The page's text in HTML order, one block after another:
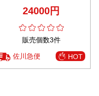
軽量 シンプル グリーン
24000円
販売個数3件
佐川急便 HOT